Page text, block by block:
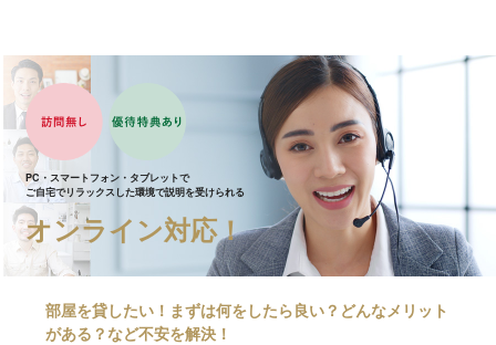
PC・スマートフォン・タブレットで
ご自宅でリラックスした環境で説明を受けられる
オンライン対応！
部屋を貸したい！まずは何をしたら良い？どんなメリット
がある？など不安を解決！